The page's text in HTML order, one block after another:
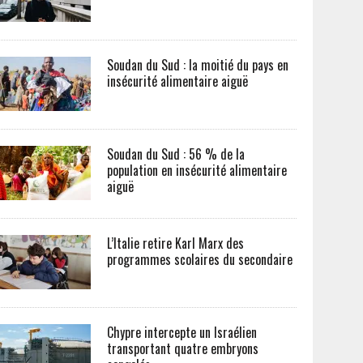
Soudan du Sud : la moitié du pays en
insécurité alimentaire aiguë
Soudan du Sud : 56 % de la
population en insécurité alimentaire
aiguë
L’Italie retire Karl Marx des
programmes scolaires du secondaire
Chypre intercepte un Israélien
transportant quatre embryons